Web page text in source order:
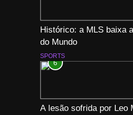
Histórico: a MLS baixa
do Mundo
SPORTS
6
A lesão sofrida por Leo